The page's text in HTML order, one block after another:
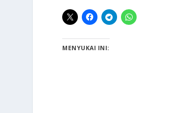
MENYUKAI INI: